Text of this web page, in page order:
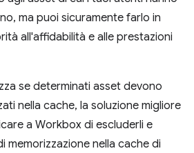
ma puoi sicuramente farlo in
all'affidabilità e alle prestazioni
se determinati asset devono
nella cache, la soluzione migliore
a Workbox di escluderli e
memorizzazione nella cache di